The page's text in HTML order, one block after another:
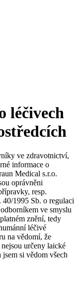
péči ve všech
informací se
Vyhledejte náš trh
léčivech
ve zdravotnictví,
informace o
Medical s.r.o.
oprávněni
resp.
1995 Sb. o regulaci
ve smyslu
znění, tedy
léčivé
na vědomí, že
určeny laické
si vědom všech